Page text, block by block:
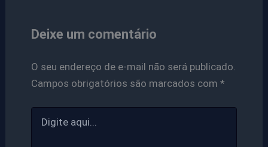
Deixe um comentário
O seu endereço de e-mail não será publicado.
Campos obrigatórios são marcados com *
aqui...